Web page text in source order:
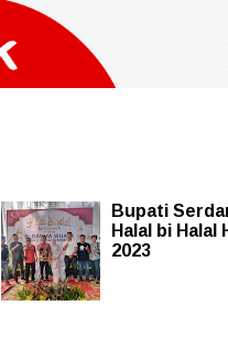
Bupati
Halal bi Halal
2023